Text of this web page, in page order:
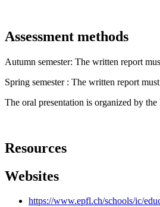
Assessment methods
Autumn semester: The written report
Spring semester : The written report
The oral presentation is organized by the
Resources
Websites
https://www.epfl.ch/schools/ic/